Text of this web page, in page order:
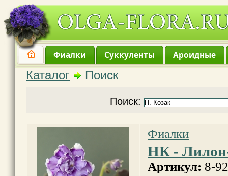
Фиалки Суккуленты Ароидные
Каталог Поиск
Поиск:
Фиалки
НК -
Артикул: 8-